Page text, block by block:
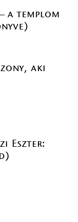
a templom
aki
Eszter: